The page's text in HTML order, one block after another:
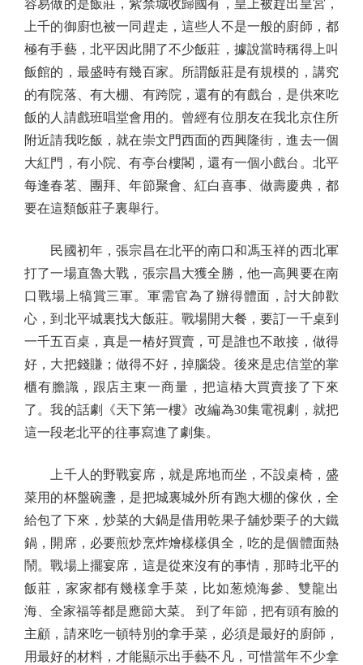
容易做的是飯莊，紫禁城收歸國有，皇上被趕出皇宮，
上千的御廚也被一同趕走，這些人不是一般的廚師，都
極有手藝，北平因此開了不少飯莊，據說當時稱得上叫
飯館的，最盛時有幾百家。所謂飯莊是有規模的，講究
的有院落、有大棚、有跨院，還有的有戲台，是供來吃
飯的人請戲班唱堂會用的。曾經有位朋友在我北京住所
附近請我吃飯，就在崇文門西面的西興隆街，進去一個
大紅門，有小院、有亭台樓閣，還有一個小戲台。北平
每逢春茗、團拜、年節聚會、紅白喜事、做壽慶典，都
要在這類飯莊子裏舉行。
民國初年，張宗昌在北平的南口和馮玉祥的西北軍
打了一場直魯大戰，張宗昌大獲全勝，他一高興要在南
口戰場上犒賞三軍。軍需官為了辦得體面，討大帥歡
心，到北平城裏找大飯莊。戰場開大餐，要訂一千桌到
一千五百桌，真是一樁好買賣，可是誰也不敢接，做得
好，大把錢賺；做得不好，掉腦袋。後來是忠信堂的掌
櫃有膽識，跟店主東一商量，把這樁大買賣接了下來
了。我的話劇《天下第一樓》改編為30集電視劇，就把
這一段老北平的往事寫進了劇集。
上千人的野戰宴席，就是席地而坐，不設桌椅，盛
菜用的杯盤碗盞，是把城裏城外所有跑大棚的傢伙，全
給包了下來，炒菜的大鍋是借用乾果子舖炒栗子的大鐵
鍋，開席，必要煎炒烹炸燴樣樣俱全，吃的是個體面熱
鬧。戰場上擺宴席，這是從來沒有的事情，那時北平的
飯莊，家家都有幾樣拿手菜，比如葱燒海參、雙龍出
海、全家福等都是應節大菜。 到了年節，把有頭有臉的
主顧，請來吃一頓特別的拿手菜，必須是最好的廚師，
用最好的材料，才能顯示出手藝不凡，可惜當年不少拿